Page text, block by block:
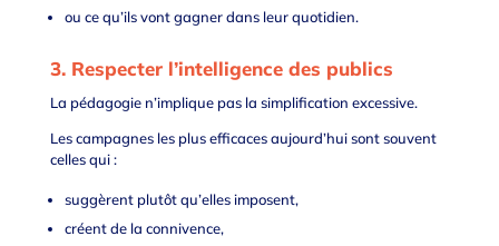
ou ce qu’ils vont gagner dans leur quotidien.
3. Respecter l’intelligence des publics
La pédagogie n’implique pas la simplification excessive.
Les campagnes les plus efficaces aujourd’hui sont souvent
celles qui :
suggèrent plutôt qu’elles imposent,
créent de la connivence,